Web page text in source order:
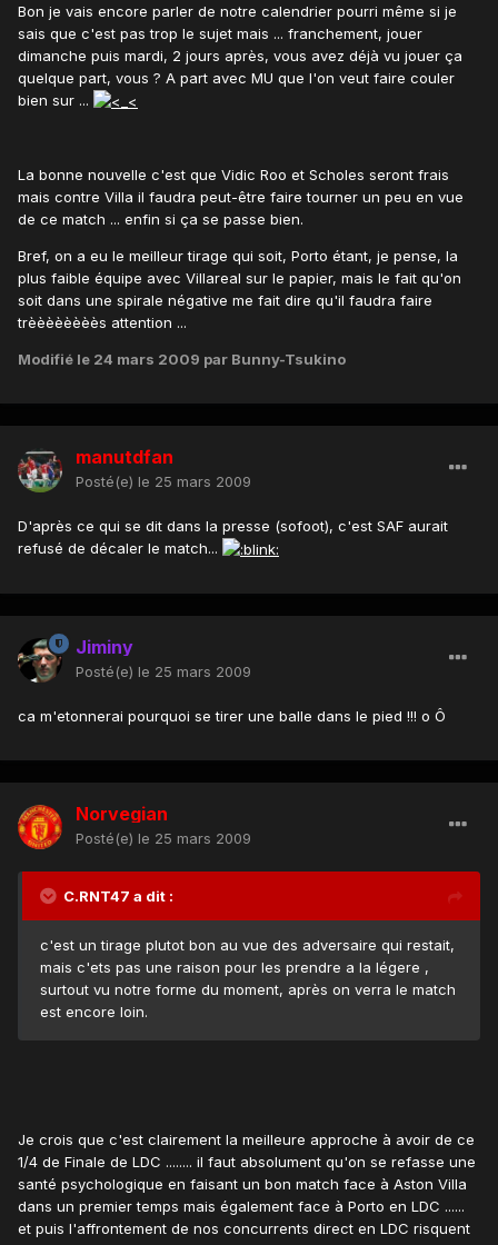
Bon je vais encore parler de notre calendrier pourri même si je
sais que c'est pas trop le sujet mais ... franchement, jouer
dimanche puis mardi, 2 jours après, vous avez déjà vu jouer ça
quelque part, vous ? A part avec MU que l'on veut faire couler
bien sur ...
La bonne nouvelle c'est que Vidic Roo et Scholes seront frais
mais contre Villa il faudra peut-être faire tourner un peu en vue
de ce match ... enfin si ça se passe bien.
Bref, on a eu le meilleur tirage qui soit, Porto étant, je pense, la
plus faible équipe avec Villareal sur le papier, mais le fait qu'on
soit dans une spirale négative me fait dire qu'il faudra faire
trèèèèèèèès attention ...
Modifié le 24 mars 2009 par Bunny-Tsukino
manutdfan
Posté(e) le 25 mars 2009
D'après ce qui se dit dans la presse (sofoot), c'est SAF aurait
refusé de décaler le match...
Jiminy
Posté(e) le 25 mars 2009
ca m'etonnerai pourquoi se tirer une balle dans le pied !!! o Ô
Norvegian
Posté(e) le 25 mars 2009
C.RNT47 a dit :
c'est un tirage plutot bon au vue des adversaire qui restait,
mais c'ets pas une raison pour les prendre a la légere ,
surtout vu notre forme du moment, après on verra le match
est encore loin.
Je crois que c'est clairement la meilleure approche à avoir de ce
1/4 de Finale de LDC ........ il faut absolument qu'on se refasse une
santé psychologique en faisant un bon match face à Aston Villa
dans un premier temps mais également face à Porto en LDC ......
et puis l'affrontement de nos concurrents direct en LDC risquent